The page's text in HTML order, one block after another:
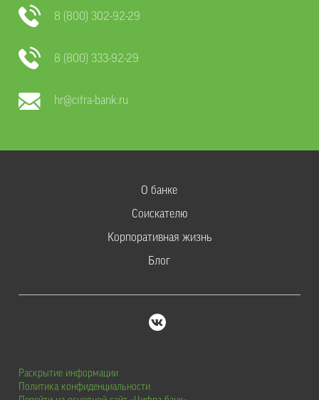
8 (800) 302-92-29
8 (800) 333-92-29
hr@cifra-bank.ru
О банке
Соискателю
Корпоративная жизнь
Блог
Раскрытие информации
Политика конфиденциальности